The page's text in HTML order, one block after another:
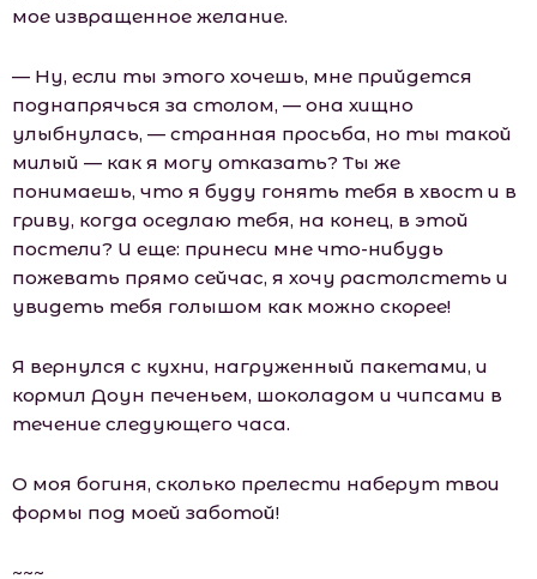
мое извращенное желание.
— Ну, если ты этого хочешь, мне прийдется
поднапрячься за столом, — она хищно
улыбнулась, — странная просьба, но ты такой
милый — как я могу отказать? Ты же
понимаешь, что я буду гонять тебя в хвост и в
гриву, когда оседлаю тебя, на конец, в этой
постели? И еще: принеси мне что-нибудь
пожевать прямо сейчас, я хочу растолстеть и
увидеть тебя голышом как можно скорее!
Я вернулся с кухни, нагруженный пакетами, и
кормил Доун печеньем, шоколадом и чипсами в
течение следующего часа.
О моя богиня, сколько прелести наберут твои
формы под моей заботой!
~~~